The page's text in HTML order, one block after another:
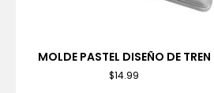
MOLDE PASTEL DISEÑO DE TREN
$14.99